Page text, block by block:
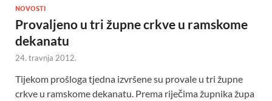
NOVOSTI
Provaljeno u tri župne crkve u ramskome
dekanatu
24. travnja 2012.
Tijekom prošloga tjedna izvršene su provale u tri župne
crkve u ramskome dekanatu. Prema riječima župnika župa